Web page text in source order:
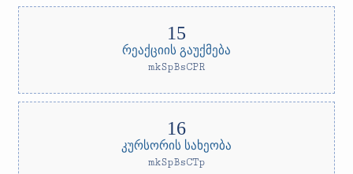
რეაქციის გაუქმება
mkSpBsCPR
კურსორის სახეობა
mkSpBsCTp